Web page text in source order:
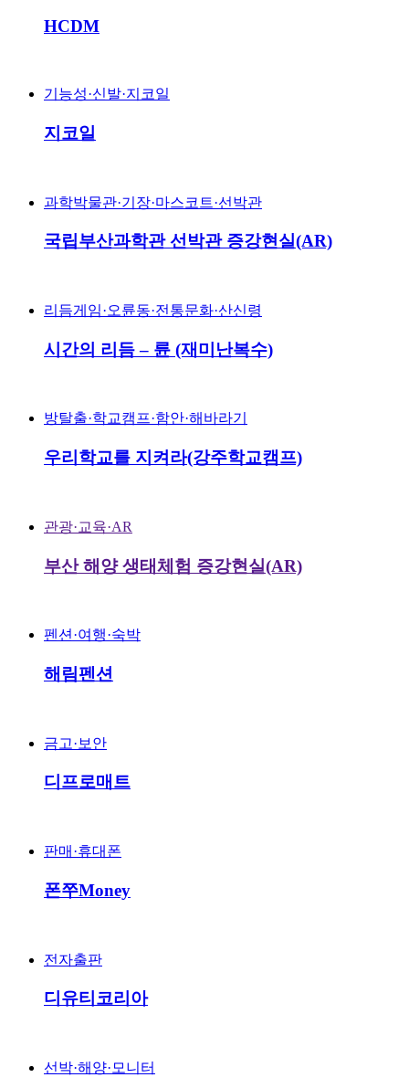
HCDM
기능성·신발·지코일
지코일
과학박물관·기장·마스코트·선박관
국립부산과학관 선박관 증강현실(AR)
리듬게임·오륜동·전통문화·산신령
시간의 리듬 – 륜 (재미난복수)
방탈출·학교캠프·함안·해바라기
우리학교를 지켜라(강주학교캠프)
관광·교육·AR
부산 해양 생태체험 증강현실(AR)
펜션·여행·숙박
해림펜션
금고·보안
디프로매트
판매·휴대폰
폰쭈Money
전자출판
디유티코리아
선박·해양·모니터